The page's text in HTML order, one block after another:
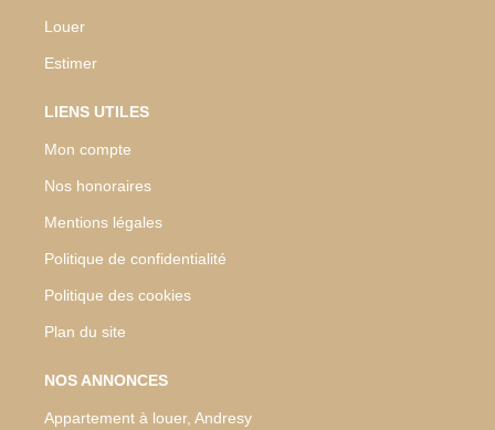
Louer
Estimer
LIENS UTILES
Mon compte
Nos honoraires
Mentions légales
Politique de confidentialité
Politique des cookies
Plan du site
NOS ANNONCES
Appartement à louer, Andresy